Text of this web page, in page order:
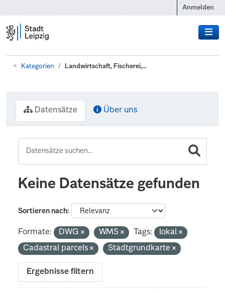
Anmelden
Kategorien Landwirtschaft, Fischerei,...
Datensätze Über uns
Keine Datensätze gefunden
Sortieren nach
Formate: DWG WMS Tags:
lokal
Cadastral parcels
Stadtgrundkarte
Ergebnisse filtern